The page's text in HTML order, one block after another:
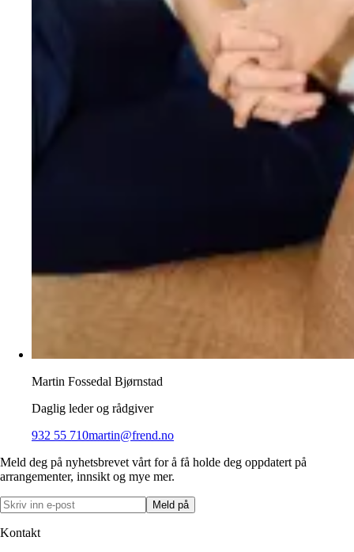
Martin Fossedal Bjørnstad
Daglig leder og rådgiver
932 55 710martin@frend.no
Meld deg på nyhetsbrevet vårt for å få holde deg oppdatert på
arrangementer, innsikt og mye mer.
Meld på
Kontakt